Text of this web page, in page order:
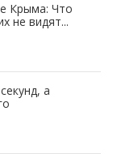
Крыма: Что
не видят...
а